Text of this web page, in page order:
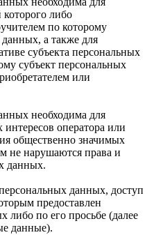
либо
по которому
данных, а также для
субъекта персональных
субъект персональных
или
необходима для
оператора или
общественно значимых
не нарушаются права и
данных.
данных, доступ
предоставлен
либо по его просьбе (далее
данные).